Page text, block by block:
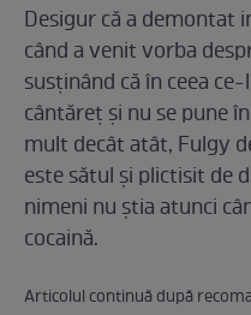
Desigur că a demontat
când a venit vorba
susținând că în ceea
cântăreț și nu se pune
mult decât atât, Fulgy
este sătul și plictisit de
nimeni nu știa atunci
cocaină.
Articolul continuă după